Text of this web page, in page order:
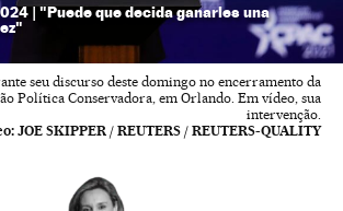
| "Puede que decida ganarles una
seu discurso deste domingo no encerramento da
Política Conservadora, em Orlando. Em vídeo, sua
intervenção.
JOE SKIPPER / REUTERS / REUTERS-QUALITY